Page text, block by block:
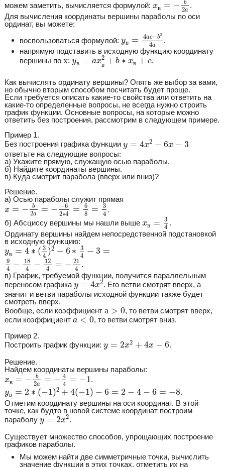
можем заметить, вычисляется формулой: xв = − b
2a
.
Для вычисления координаты вершины параболы по оси
ординат, вы можете:
воспользоваться формулой: yв = 4ac−b2
4a
a b2
напрямую подставить в исходную функцию координату
вершины по х
х: yв = ax2
в + b ∗ xв + c
yв=a x в2+b∗xв+ c
.
Как вычислять ординату вершины? Опять же выбор за вами,
но обычно вторым способом посчитать будет проще.
Если требуется описать какие-то свойства или ответить на
какие-то определенные вопросы, не всегда нужно строить
график функции. Основные вопросы, на которые можно
ответить без построения, рассмотрим в следующем примере.
Пример 1.
Без построения графика функции y = 4x2 − 6x − 3
x2 − −
ответьте на следующие вопросы:
а) Укажите прямую, служащую осью параболы.
б) Найдите координаты вершины.
в) Куда смотрит парабола (вверх или вниз)?
Решение.
а) Осью параболы служит прямая
x = − b
2a = − −6
2∗4 =
6
8
=
3
4
x=−b2a=−−62∗ 4=68= 34
б) Абсциссу вершины мы нашли выше xв =
3
4
4
.
Ординату вершины найдем непосредственной подстановкой
в исходную функцию:
yв = 4 ∗ ( 3
4 )2 − 6 ∗
3
4 − 3 =
y в=4∗(34)2−6∗34− =
9
4
−
18
4
−
12
4
= − 21
4
94 184 −124 214
.
в) График, требуемой функции, получится параллельным
переносом графика y = 4x2
y=4x2
. Его ветви смотрят вверх, а
значит и ветви параболы исходной функции также будет
смотреть вверх.
Вообще, если коэффициент а > 0
>
, то ветви смотрят вверх,
если коэффициент a < 0
a<0
, то ветви смотрят вниз.
Пример 2.
Построить график функции: y = 2x2 + 4x − 6
x2 + − .
Решение.
Найдем координаты вершины параболы:
xв = − b
2a = − 4
4
= −1
xв=−b2a=−44=−1
.
yв = 2 ∗ (−1)2 + 4(−1) − 6 = 2 − 4 − 6 = −8
в ∗ (−1 2+4( −1) −6= −4 6= 8
.
Отметим координату вершины на оси координат. В этой
точке, как будто в новой системе координат построим
параболу y = 2x2
y=2x2 .
Существует множество способов, упрощающих построение
графиков параболы.
Мы можем найти две симметричные точки, вычислить
значение функции в этих точках, отметить их на